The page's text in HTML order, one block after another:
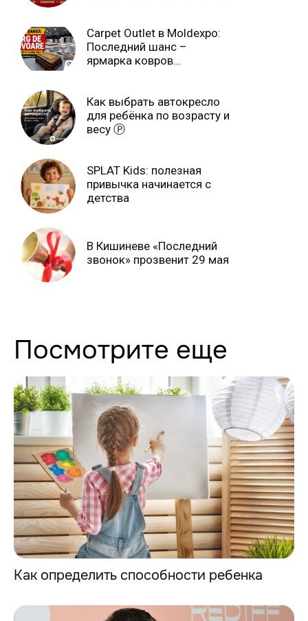
Carpet Outlet в Moldexpo:
Последний шанс –
ярмарка ковров
Как выбрать автокресло
для ребёнка по возрасту и
весу Ⓟ
SPLAT Kids: полезная
привычка начинается с
детства
В Кишиневе «Последний
звонок» прозвенит 29 мая
Посмотрите еще
Как определить способности ребенка